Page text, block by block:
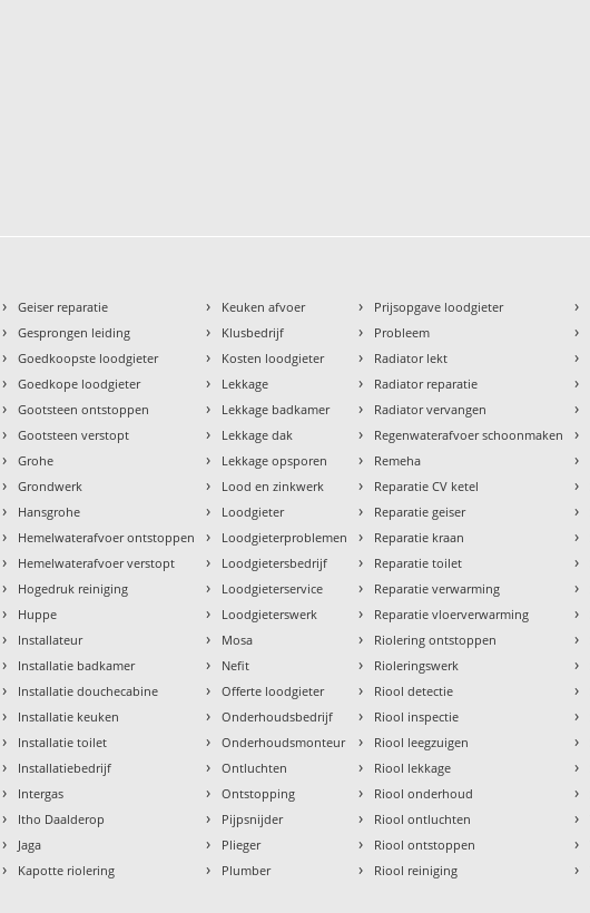
› Geiser reparatie
› Gesprongen leiding
› Goedkoopste loodgieter
› Goedkope loodgieter
› Gootsteen ontstoppen
› Gootsteen verstopt
› Grohe
› Grondwerk
› Hansgrohe
› Hemelwaterafvoer ontstoppen
› Hemelwaterafvoer verstopt
› Hogedruk reiniging
› Huppe
› Installateur
› Installatie badkamer
› Installatie douchecabine
› Installatie keuken
› Installatie toilet
› Installatiebedrijf
› Intergas
› Itho Daalderop
› Jaga
› Kapotte riolering
› Keuken afvoer
› Klusbedrijf
› Kosten loodgieter
› Lekkage
› Lekkage badkamer
› Lekkage dak
› Lekkage opsporen
› Lood en zinkwerk
› Loodgieter
› Loodgieterproblemen
› Loodgietersbedrijf
› Loodgieterservice
› Loodgieterswerk
› Mosa
› Nefit
› Offerte loodgieter
› Onderhoudsbedrijf
› Onderhoudsmonteur
› Ontluchten
› Ontstopping
› Pijpsnijder
› Plieger
› Plumber
› Prijsopgave loodgieter
› Probleem
› Radiator lekt
› Radiator reparatie
› Radiator vervangen
› Regenwaterafvoer schoonmaken
› Remeha
› Reparatie CV ketel
› Reparatie geiser
› Reparatie kraan
› Reparatie toilet
› Reparatie verwarming
› Reparatie vloerverwarming
› Riolering ontstoppen
› Rioleringswerk
› Riool detectie
› Riool inspectie
› Riool leegzuigen
› Riool lekkage
› Riool onderhoud
› Riool ontluchten
› Riool ontstoppen
› Riool reiniging
›
›
›
›
›
›
›
›
›
›
›
›
›
›
›
›
›
›
›
›
›
›
›